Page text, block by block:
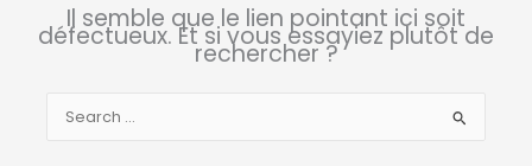
Il semble que le lien pointant ici soit
défectueux. Et si vous essayiez plutôt de
rechercher ?